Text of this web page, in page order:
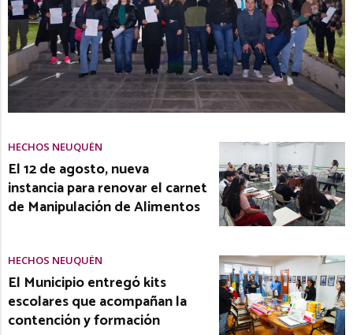
HECHOS NEUQUÉN
El 12 de agosto, nueva
instancia para renovar el carnet
de Manipulación de Alimentos
HECHOS NEUQUÉN
El Municipio entregó kits
escolares que acompañan la
contención y formación